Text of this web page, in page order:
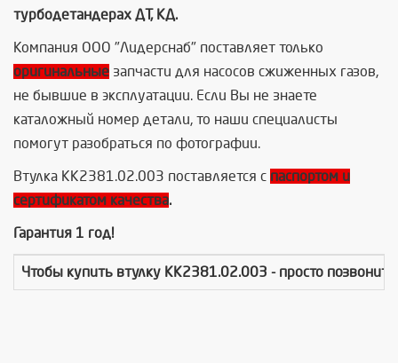
турбодетандерах ДТ, КД.
Компания ООО "Лидерснаб" поставляет только
оригинальные запчасти для насосов сжиженных газов,
не бывшие в эксплуатации. Если Вы не знаете
каталожный номер детали, то наши специалисты
помогут разобраться по фотографии.
Втулка КК2381.02.003 поставляется с паспортом и
сертификатом качества.
Гарантия 1 год!
Чтобы купить втулку КК2381.02.003 - просто